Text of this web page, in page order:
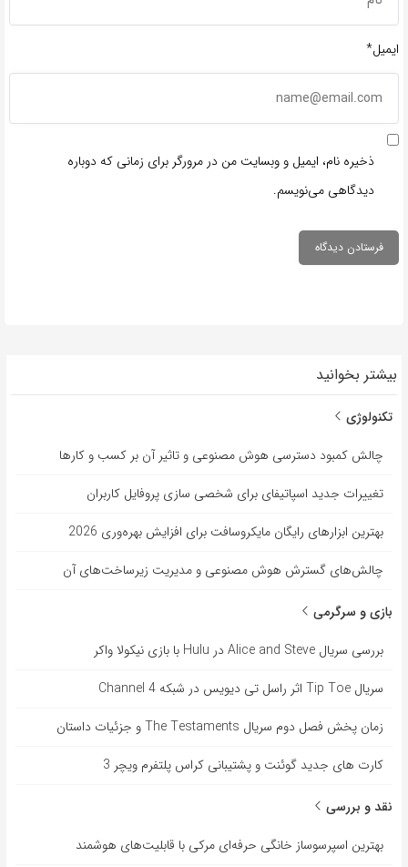
ایمیل*
ذخیره نام، ایمیل و وبسایت من در مرورگر برای زمانی که دوباره
دیدگاهی می‌نویسم.
بیشتر بخوانید
تکنولوژی
چالش کمبود دسترسی هوش مصنوعی و تاثیر آن بر کسب و کارها
تغییرات جدید اسپاتیفای برای شخصی سازی پروفایل کاربران
بهترین ابزارهای رایگان مایکروسافت برای افزایش بهره‌وری 2026
چالش‌های گسترش هوش مصنوعی و مدیریت زیرساخت‌های آن
بازی و سرگرمی
بررسی سریال Alice and Steve در Hulu با بازی نیکولا واکر
سریال Tip Toe اثر راسل تی دیویس در شبکه Channel 4
زمان پخش فصل دوم سریال The Testaments و جزئیات داستان
کارت های جدید گوئنت و پشتیبانی کراس پلتفرم ویچر 3
نقد و بررسی
بهترین اسپرسوساز خانگی حرفه‌ای مرکی با قابلیت‌های هوشمند